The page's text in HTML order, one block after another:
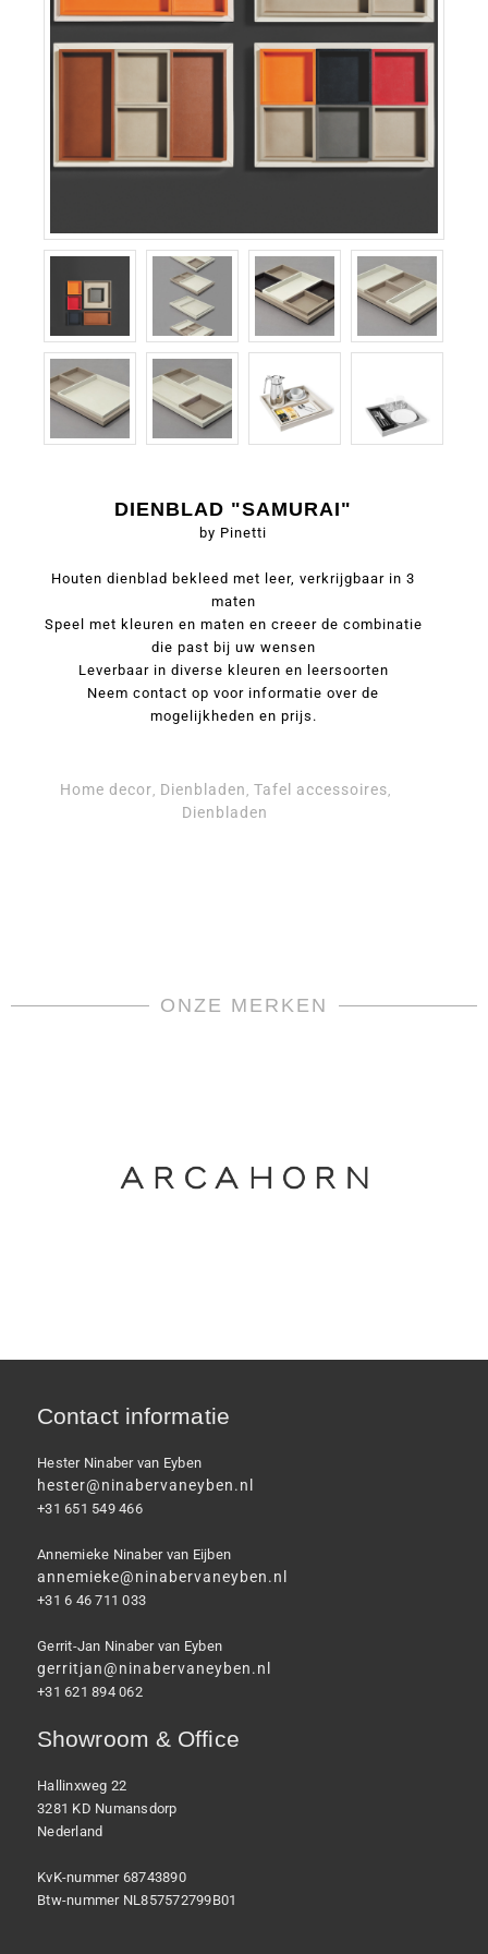
DIENBLAD "SAMURAI"
by Pinetti
Houten dienblad bekleed met leer, verkrijgbaar in 3
maten
Speel met kleuren en maten en creeer de combinatie
die past bij uw wensen
Leverbaar in diverse kleuren en leersoorten
Neem contact op voor informatie over de
mogelijkheden en prijs.
Home decor Dienbladen Tafel accessoires
Dienbladen
ONZE MERKEN
Contact informatie
Hester Ninaber van Eyben
hester@ninabervaneyben.nl
+31 651 549 466
Annemieke Ninaber van Eijben
annemieke@ninabervaneyben.nl
+31 6 46 711 033
Gerrit-Jan Ninaber van Eyben
gerritjan@ninabervaneyben.nl
+31 621 894 062
Showroom & Office
Hallinxweg 22
3281 KD Numansdorp
Nederland
KvK-nummer 68743890
Btw-nummer NL857572799B01